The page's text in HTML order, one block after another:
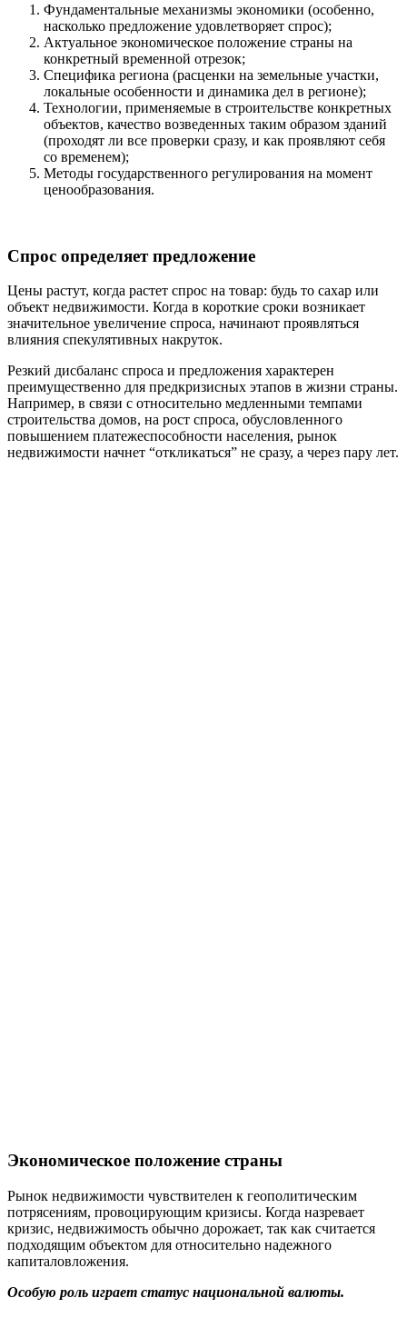
Фундаментальные механизмы экономики (особенно,
насколько предложение удовлетворяет спрос);
Актуальное экономическое положение страны на
конкретный временной отрезок;
Специфика региона (расценки на земельные участки,
локальные особенности и динамика дел в регионе);
Технологии, применяемые в строительстве конкретных
объектов, качество возведенных таким образом зданий
(проходят ли все проверки сразу, и как проявляют себя
со временем);
Методы государственного регулирования на момент
ценообразования.
Спрос определяет предложение
Цены растут, когда растет спрос на товар: будь то сахар или
объект недвижимости. Когда в короткие сроки возникает
значительное увеличение спроса, начинают проявляться
влияния спекулятивных накруток.
Резкий дисбаланс спроса и предложения характерен
преимущественно для предкризисных этапов в жизни страны.
Например, в связи с относительно медленными темпами
строительства домов, на рост спроса, обусловленного
повышением платежеспособности населения, рынок
недвижимости начнет “откликаться” не сразу, а через пару лет.
Экономическое положение страны
Рынок недвижимости чувствителен к геополитическим
потрясениям, провоцирующим кризисы. Когда назревает
кризис, недвижимость обычно дорожает, так как считается
подходящим объектом для относительно надежного
капиталовложения.
Особую роль играет статус национальной валюты.